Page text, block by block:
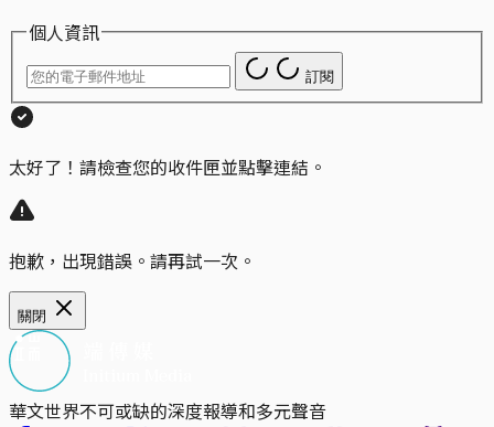
個人資訊
訂閱
太好了！請檢查您的收件匣並點擊連結。
抱歉，出現錯誤。請再試一次。
關閉
華文世界不可或缺的深度報導和多元聲音